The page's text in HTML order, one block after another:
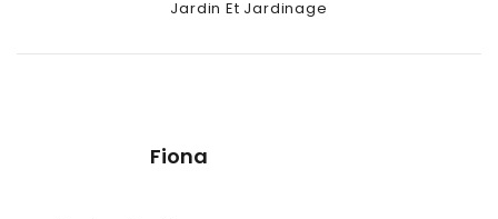
Categories
Jardin Et Jardinage
Fiona